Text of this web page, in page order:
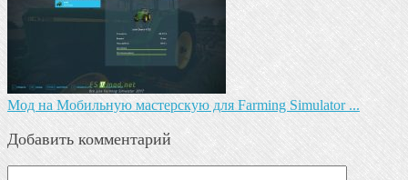
Мод на Мобильную мастерскую для Farming Simulator ...
Добавить комментарий